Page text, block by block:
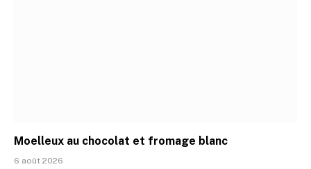
Moelleux au chocolat et fromage blanc
6 août 2026